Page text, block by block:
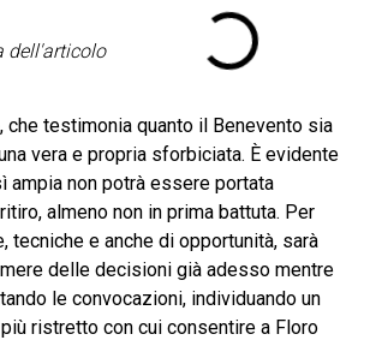
dell'articolo
che testimonia quanto il Benevento sia
vera e propria sforbiciata. È evidente
ampia non potrà essere portata
almeno non in prima battuta. Per
tecniche e anche di opportunità, sarà
delle decisioni già adesso mentre
le convocazioni, individuando un
ristretto con cui consentire a Floro